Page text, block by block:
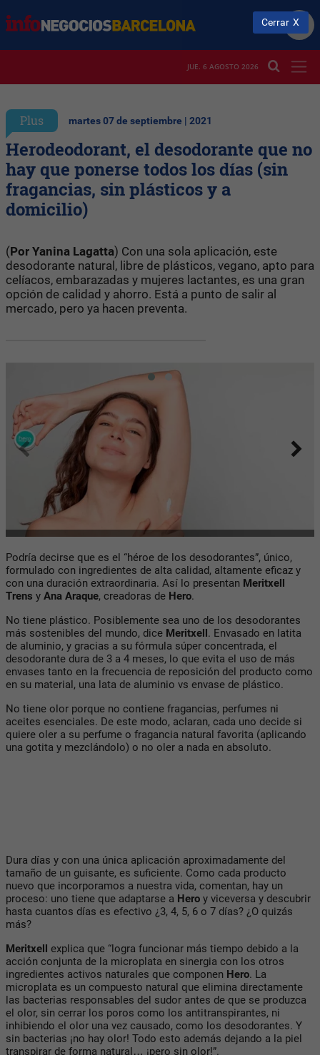
JUE. 6 AGOSTO 2026
Plus martes 07 de septiembre | 2021
Herodeodorant, el desodorante que no
hay que ponerse todos los días (sin
fragancias, sin plásticos y a
domicilio)
(Por Yanina Lagatta) Con una sola aplicación, este
desodorante natural, libre de plásticos, vegano, apto para
celíacos, embarazadas y mujeres lactantes, es una gran
opción de calidad y ahorro. Está a punto de salir al
mercado, pero ya hacen preventa.
Podría decirse que es el “héroe de los desodorantes”, único,
formulado con ingredientes de alta calidad, altamente eficaz y
con una duración extraordinaria. Así lo presentan Meritxell
Trens y Ana Araque, creadoras de Hero.
No tiene plástico. Posiblemente sea uno de los desodorantes
más sostenibles del mundo, dice Meritxell. Envasado en latita
de aluminio, y gracias a su fórmula súper concentrada, el
desodorante dura de 3 a 4 meses, lo que evita el uso de más
envases tanto en la frecuencia de reposición del producto como
en su material, una lata de aluminio vs envase de plástico.
No tiene olor porque no contiene fragancias, perfumes ni
aceites esenciales. De este modo, aclaran, cada uno decide si
quiere oler a su perfume o fragancia natural favorita (aplicando
una gotita y mezclándolo) o no oler a nada en absoluto.
Dura días y con una única aplicación aproximadamente del
tamaño de un guisante, es suficiente. Como cada producto
nuevo que incorporamos a nuestra vida, comentan, hay un
proceso: uno tiene que adaptarse a Hero y viceversa y descubrir
hasta cuantos días es efectivo ¿3, 4, 5, 6 o 7 días? ¿O quizás
más?
Meritxell explica que “logra funcionar más tiempo debido a la
acción conjunta de la microplata en sinergia con los otros
ingredientes activos naturales que componen Hero. La
microplata es un compuesto natural que elimina directamente
las bacterias responsables del sudor antes de que se produzca
el olor, sin cerrar los poros como los antitranspirantes, ni
inhibiendo el olor una vez causado, como los desodorantes. Y
sin bacterias ¡no hay olor! Todo esto además dejando a la piel
transpirar de forma natural… ¡pero sin olor!”.
Cerrar